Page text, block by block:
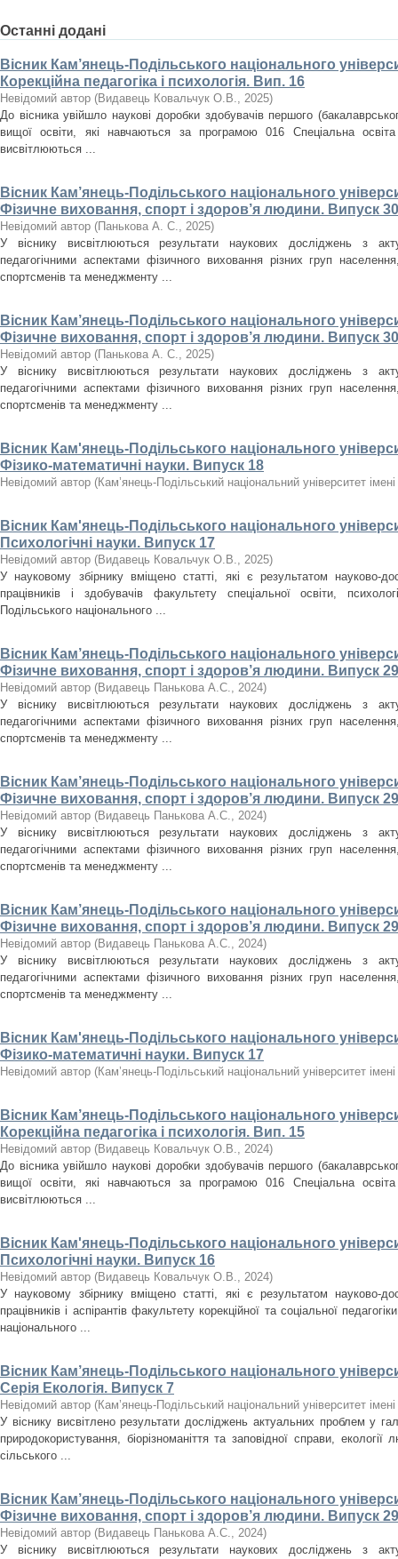
Останні додані
Вісник Кам’янець-Подільського національного
Корекційна педагогіка і психологія. Вип. 16
Невідомий автор (Видавець Ковальчук О.В., 2025)
До вісника увійшло наукові доробки здобувачів першого
вищої освіти, які навчаються за програмою 016 Спеціальна
висвітлюються ...
Вісник Кам’янець-Подільського національного
Фізичне виховання, спорт і здоров’я людини. Випуск
Невідомий автор (Панькова А. С., 2025)
У віснику висвітлюються результати наукових досліджень з
педагогічними аспектами фізичного виховання різних груп населення,
спортсменів та менеджменту ...
Вісник Кам’янець-Подільського національного
Фізичне виховання, спорт і здоров’я людини. Випуск
Невідомий автор (Панькова А. С., 2025)
У віснику висвітлюються результати наукових досліджень з
педагогічними аспектами фізичного виховання різних груп населення,
спортсменів та менеджменту ...
Вісник Кам'янець-Подільського національного
Фізико-математичні науки. Випуск 18
Невідомий автор (Кам’янець-Подільський національний університет
Вісник Кам'янець-Подільського національного
Психологічні науки. Випуск 17
Невідомий автор (Видавець Ковальчук О.В., 2025)
У науковому збірнику вміщено статті, які є результатом науково-
працівників і здобувачів факультету спеціальної освіти,
Подільського національного ...
Вісник Кам’янець-Подільського національного
Фізичне виховання, спорт і здоров’я людини. Випуск
Невідомий автор (Видавець Панькова А.С., 2024)
У віснику висвітлюються результати наукових досліджень з
педагогічними аспектами фізичного виховання різних груп населення,
спортсменів та менеджменту ...
Вісник Кам’янець-Подільського національного
Фізичне виховання, спорт і здоров’я людини. Випуск
Невідомий автор (Видавець Панькова А.С., 2024)
У віснику висвітлюються результати наукових досліджень з
педагогічними аспектами фізичного виховання різних груп населення,
спортсменів та менеджменту ...
Вісник Кам’янець-Подільського національного
Фізичне виховання, спорт і здоров’я людини. Випуск
Невідомий автор (Видавець Панькова А.С., 2024)
У віснику висвітлюються результати наукових досліджень з
педагогічними аспектами фізичного виховання різних груп населення,
спортсменів та менеджменту ...
Вісник Кам'янець-Подільського національного
Фізико-математичні науки. Випуск 17
Невідомий автор (Кам’янець-Подільський національний університет
Вісник Кам’янець-Подільського національного
Корекційна педагогіка і психологія. Вип. 15
Невідомий автор (Видавець Ковальчук О.В., 2024)
До вісника увійшло наукові доробки здобувачів першого
вищої освіти, які навчаються за програмою 016 Спеціальна
висвітлюються ...
Вісник Кам'янець-Подільського національного
Психологічні науки. Випуск 16
Невідомий автор (Видавець Ковальчук О.В., 2024)
У науковому збірнику вміщено статті, які є результатом науково-
працівників і аспірантів факультету корекційної та соціальної
національного ...
Вісник Кам’янець-Подільського національного
Серія Екологія. Випуск 7
Невідомий автор (Кам’янець-Подільський національний університет
У віснику висвітлено результати досліджень актуальних проблем у
природокористування, біорізноманіття та заповідної справи, екології
сільського ...
Вісник Кам’янець-Подільського національного
Фізичне виховання, спорт і здоров’я людини. Випуск
Невідомий автор (Видавець Панькова А.С., 2024)
У віснику висвітлюються результати наукових досліджень з